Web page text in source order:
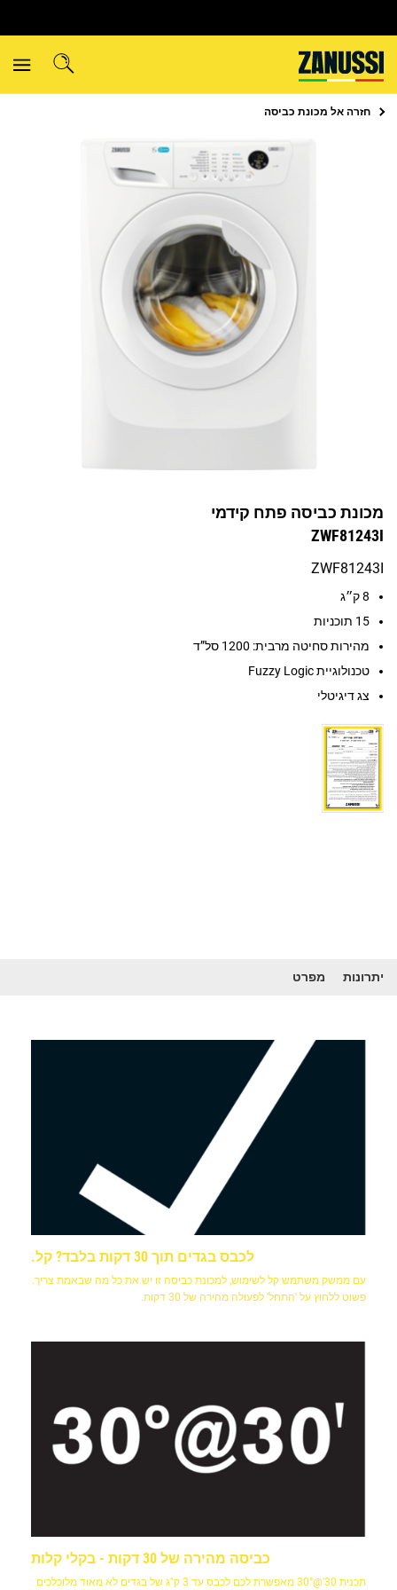
חזרה אל מכונת כביסה
מכונת כביסה פתח קידמי
ZWF81243I
ZWF81243I
8 ק״ג
15 תוכניות
מהירות סחיטה מרבית: 1200 סל”ד
טכנולוגיית Fuzzy Logic
צג דיגיטלי
יתרונות מפרט
לכבס בגדים תוך 30 דקות בלבד? קל.
עם ממשק משתמש קל לשימוש, למכונת כביסה זו יש את כל מה שבאמת צריך.
פשוט ללחוץ על 'התחל' לפעולה מהירה של 30 דקות.
כביסה מהירה של 30 דקות - בקלי קלות
תכנית 30'@30° מאפשרת לכם לכבס עד 3 ק"ג של בגדים לא מאוד מלוכלכים